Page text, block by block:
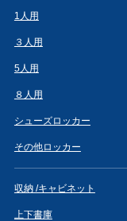
1人用
３人用
5人用
８人用
シューズロッカー
その他ロッカー
収納 /キャビネット
上下書庫